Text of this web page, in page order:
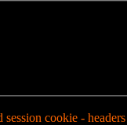
session cookie -